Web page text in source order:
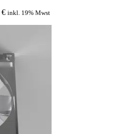
€ inkl. 19% Mwst